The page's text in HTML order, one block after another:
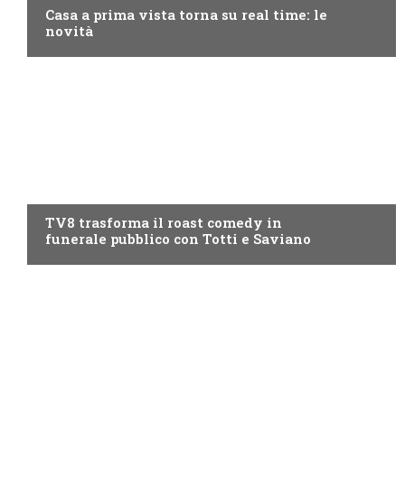
Casa a prima vista torna su real time: le
novità
TV8 trasforma il roast comedy in
funerale pubblico con Totti e Saviano